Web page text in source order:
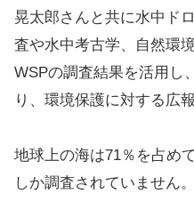
晃太郎さんと共に水中ド
査や水中考古学、自然環
WSPの調査結果を活用し
り、環境保護に対する広
地球上の海は71％を占め
しか調査されていません。